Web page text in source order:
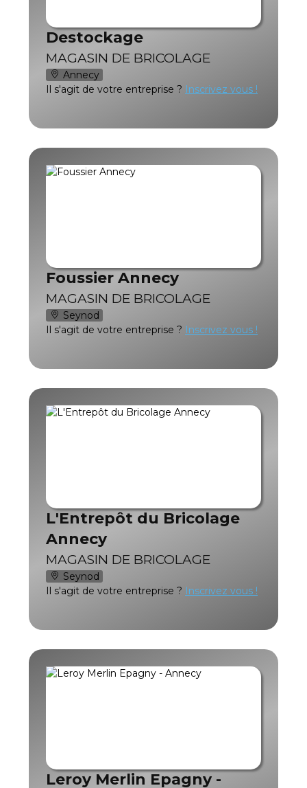
Destockage
MAGASIN DE BRICOLAGE
Annecy
Il s'agit de votre entreprise ? Inscrivez vous !
Foussier Annecy
MAGASIN DE BRICOLAGE
Seynod
Il s'agit de votre entreprise ? Inscrivez vous !
L'Entrepôt du Bricolage
Annecy
MAGASIN DE BRICOLAGE
Seynod
Il s'agit de votre entreprise ? Inscrivez vous !
Leroy Merlin Epagny -